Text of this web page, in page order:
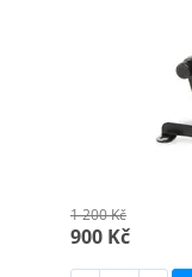
1 200 Kč
900 Kč